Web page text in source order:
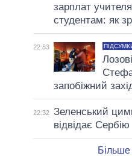
зарплат
студентам: як
22:53
запобіжний
22:32 Зеленський
відвідає Сербію